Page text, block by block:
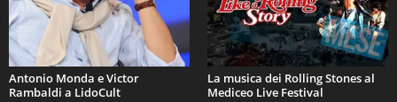
Antonio Monda e Victor
Rambaldi a LidoCult
La musica dei Rolling Stones al
Mediceo Live Festival